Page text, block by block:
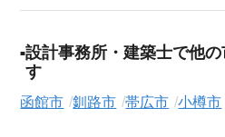
ご利用の流れ
る」ボタンからご登録ください。
イザーが、これまでのご経歴やご
職務経歴書の作成から面接対策、
設計事務所・建築士で他
す
函館市 釧路市 帯広市 小樽市